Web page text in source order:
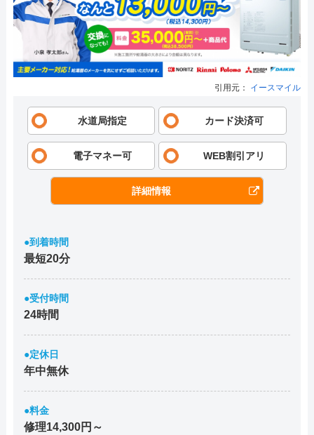
引用元： イースマイル
水道局指定 カード決済可
電子マネー可 WEB割引アリ
詳細情報
●到着時間
最短20分
●受付時間
24時間
●定休日
年中無休
●料金
修理14,300円～